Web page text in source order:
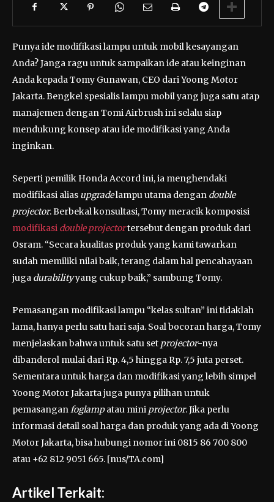
Punya ide modifikasi lampu untuk mobil kesayangan
Anda? Janga ragu untuk sampaikan ide atau keinginan
Anda kepada Tomy Gunawan, CEO dari Yoong Motor
Jakarta. Bengkel spesialis lampu mobil yang juga satu atap
manajemen dengan Tomi Airbrush ini selalu siap
mendukung konsep atau ide modifikasi yang Anda
inginkan.
Seperti pemilik Honda Accord ini, ia menghendaki
modifikasi alias upgradelampu utama dengan double
projector. Berbekal konsultasi, Tomy meracik komposisi
modifikasi double projectortersebut dengan produk dari
Osram. “Secara kualitas produk yang kami tawarkan
sudah memiliki nilai baik, terang dalam hal pencahayaan
juga durabilityyang cukup baik,” sambung Tomy.
Pemasangan modifikasi lampu “kelas sultan” ini tidaklah
lama, hanya perlu satu hari saja. Soal bocoran harga, Tomy
menjelaskan bahwa untuk satu set projector-nya
dibanderol mulai dari Rp. 4,5 hingga Rp. 7,5 juta perset.
Sementara untuk harga dan modifikasi yang lebih simpel
Yoong Motor Jakarta juga punya pilihan untuk
pemasanganfoglampatau mini projector. Jika perlu
informasi detail soal harga dan produk yang ada di Yoong
Motor Jakarta, bisa hubungi nomor ini 0815 86 700 800
atau +62 812 9051 665. [nus/TA.com]
Artikel Terkait: